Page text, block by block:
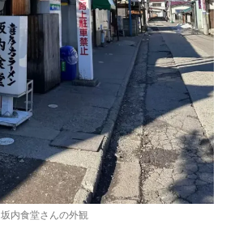
坂内食堂さんの外観